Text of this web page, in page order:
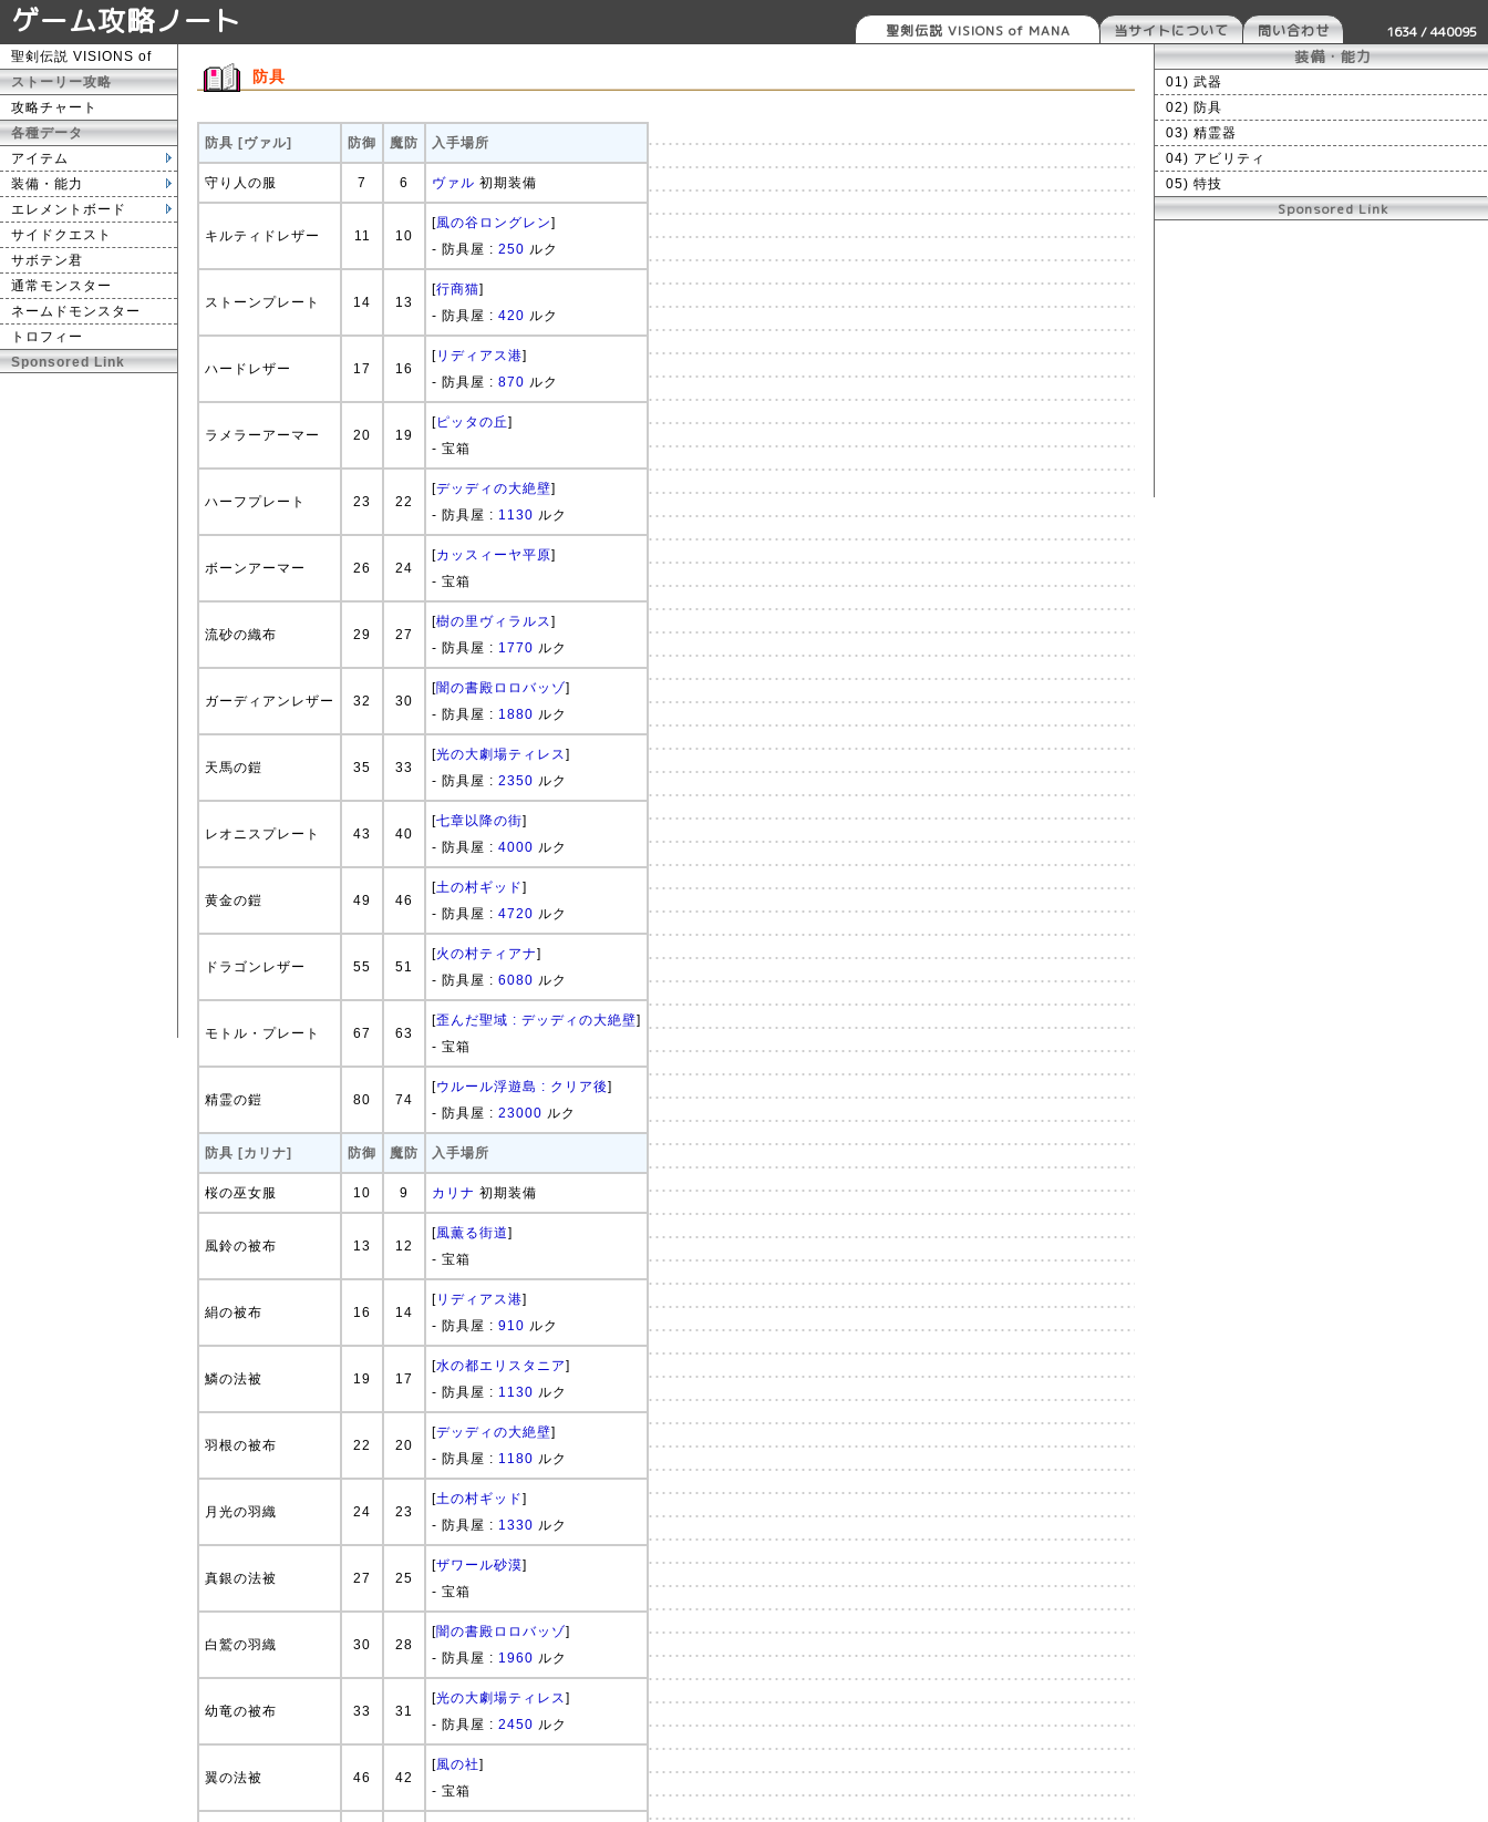
ゲーム攻略ノート 1634 / 440095
聖剣伝説 VISIONS of MANA 当サイトについて 問い合わせ
聖剣伝説 VISIONS of
ストーリー攻略
攻略チャート
各種データ
アイテム
装備・能力
エレメントボード
サイドクエスト
サボテン君
通常モンスター
ネームドモンスター
トロフィー
Sponsored Link
防具
防具 [ヴァル] 防御 魔防 入手場所
守り人の服 7 6 ヴァル 初期装備
キルティドレザー 11 10
[風の谷ロングレン]
- 防具屋 : 250 ルク
ストーンプレート 14 13
[行商猫]
- 防具屋 : 420 ルク
ハードレザー 17 16
[リディアス港]
- 防具屋 : 870 ルク
ラメラーアーマー 20 19
[ピッタの丘]
- 宝箱
ハーフプレート 23 22
[デッディの大絶壁]
- 防具屋 : 1130 ルク
ボーンアーマー 26 24
[カッスィーヤ平原]
- 宝箱
流砂の織布 29 27
[樹の里ヴィラルス]
- 防具屋 : 1770 ルク
ガーディアンレザー 32 30
[闇の書殿ロロバッゾ]
- 防具屋 : 1880 ルク
天馬の鎧 35 33
[光の大劇場ティレス]
- 防具屋 : 2350 ルク
レオニスプレート 43 40
[七章以降の街]
- 防具屋 : 4000 ルク
黄金の鎧 49 46
[土の村ギッド]
- 防具屋 : 4720 ルク
ドラゴンレザー 55 51
[火の村ティアナ]
- 防具屋 : 6080 ルク
モトル・プレート 67 63
[歪んだ聖域 : デッディの大絶壁]
- 宝箱
精霊の鎧 80 74
[ウルール浮遊島 : クリア後]
- 防具屋 : 23000 ルク
防具 [カリナ] 防御 魔防 入手場所
桜の巫女服 10 9 カリナ 初期装備
風鈴の被布 13 12
[風薫る街道]
- 宝箱
絹の被布 16 14
[リディアス港]
- 防具屋 : 910 ルク
鱗の法被 19 17
[水の都エリスタニア]
- 防具屋 : 1130 ルク
羽根の被布 22 20
[デッディの大絶壁]
- 防具屋 : 1180 ルク
月光の羽織 24 23
[土の村ギッド]
- 防具屋 : 1330 ルク
真銀の法被 27 25
[ザワール砂漠]
- 宝箱
白鷲の羽織 30 28
[闇の書殿ロロバッゾ]
- 防具屋 : 1960 ルク
幼竜の被布 33 31
[光の大劇場ティレス]
- 防具屋 : 2450 ルク
翼の法被 46 42
[風の社]
- 宝箱
装備・能力
01) 武器
02) 防具
03) 精霊器
04) アビリティ
05) 特技
Sponsored Link